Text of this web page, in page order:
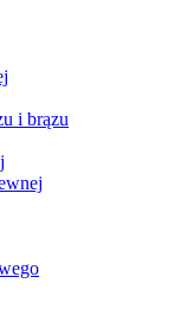
i brązu